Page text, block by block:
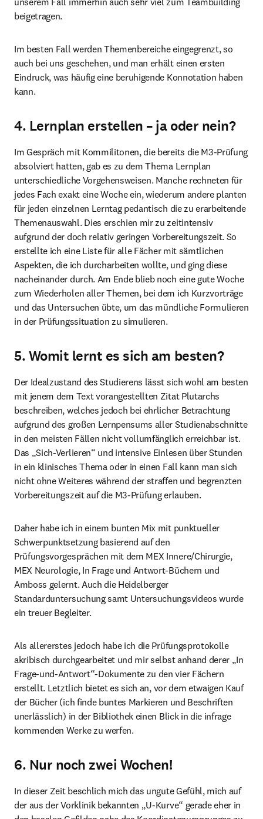
beigetragen.
Im besten Fall werden Themenbereiche eingegrenzt, so
auch bei uns geschehen, und man erhält einen ersten
Eindruck, was häufig eine beruhigende Konnotation haben
kann.
4. Lernplan erstellen – ja oder nein?
Im Gespräch mit Kommilitonen, die bereits die M3-Prüfung
absolviert hatten, gab es zu dem Thema Lernplan
unterschiedliche Vorgehensweisen. Manche rechneten für
jedes Fach exakt eine Woche ein, wiederum andere planten
für jeden einzelnen Lerntag pedantisch die zu erarbeitende
Themenauswahl. Dies erschien mir zu zeitintensiv
aufgrund der doch relativ geringen Vorbereitungszeit. So
erstellte ich eine Liste für alle Fächer mit sämtlichen
Aspekten, die ich durcharbeiten wollte, und ging diese
nacheinander durch. Am Ende blieb noch eine gute Woche
zum Wiederholen aller Themen, bei dem ich Kurzvorträge
und das Untersuchen übte, um das mündliche Formulieren
in der Prüfungssituation zu simulieren.
5. Womit lernt es sich am besten?
Der Idealzustand des Studierens lässt sich wohl am besten
mit jenem dem Text vorangestellten Zitat Plutarchs
beschreiben, welches jedoch bei ehrlicher Betrachtung
aufgrund des großen Lernpensums aller Studienabschnitte
in den meisten Fällen nicht vollumfänglich erreichbar ist.
Das „Sich-Verlieren“ und intensive Einlesen über Stunden
in ein klinisches Thema oder in einen Fall kann man sich
nicht ohne Weiteres während der straffen und begrenzten
Vorbereitungszeit auf die M3-Prüfung erlauben.
Daher habe ich in einem bunten Mix mit punktueller
Schwerpunktsetzung basierend auf den
Prüfungsvorgesprächen mit dem MEX Innere/Chirurgie,
MEX Neurologie, In Frage und Antwort-Büchern und
Amboss gelernt. Auch die Heidelberger
Standarduntersuchung samt Untersuchungsvideos wurde
ein treuer Begleiter.
Als allererstes jedoch habe ich die Prüfungsprotokolle
akribisch durchgearbeitet und mir selbst anhand derer „In
Frage-und-Antwort“-Dokumente zu den vier Fächern
erstellt. Letztlich bietet es sich an, vor dem etwaigen Kauf
der Bücher (ich finde buntes Markieren und Beschriften
unerlässlich) in der Bibliothek einen Blick in die infrage
kommenden Werke zu werfen.
6. Nur noch zwei Wochen!
In dieser Zeit beschlich mich das ungute Gefühl, mich auf
der aus der Vorklinik bekannten „U-Kurve“ gerade eher in